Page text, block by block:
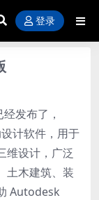
登录
发布了，
计软件，用于
维设计，广泛
土木建筑、装
Autodesk